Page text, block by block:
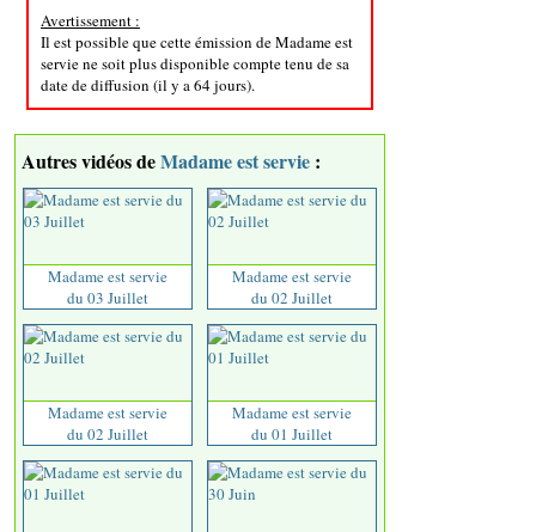
Avertissement :
Il est possible que cette émission de Madame est
servie ne soit plus disponible compte tenu de sa
date de diffusion (il y a 64 jours).
Autres vidéos deMadame est servie :
Madame est servie
du 03 Juillet
Madame est servie
du 02 Juillet
Madame est servie
du 02 Juillet
Madame est servie
du 01 Juillet